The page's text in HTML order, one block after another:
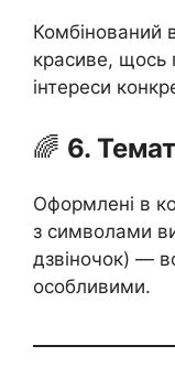
Комбінований
красиве, щось
інтереси
🌈 6.
Оформлені в
з символами
дзвіночок) —
особливими.